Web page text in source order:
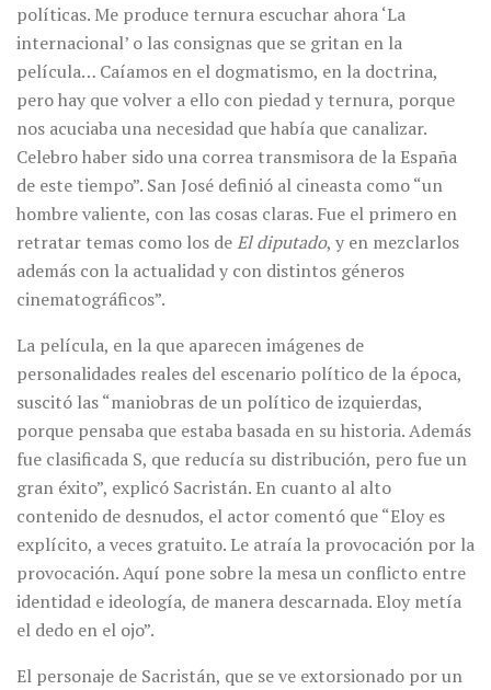
políticas. Me produce ternura escuchar ahora ‘La
internacional’ o las consignas que se gritan en la
película… Caíamos en el dogmatismo, en la doctrina,
pero hay que volver a ello con piedad y ternura, porque
nos acuciaba una necesidad que había que canalizar.
Celebro haber sido una correa transmisora de la España
de este tiempo”. San José definió al cineasta como “un
hombre valiente, con las cosas claras. Fue el primero en
retratar temas como los deEl diputado, y en mezclarlos
además con la actualidad y con distintos géneros
cinematográficos”.
La película, en la que aparecen imágenes de
personalidades reales del escenario político de la época,
suscitó las “maniobras de un político de izquierdas,
porque pensaba que estaba basada en su historia. Además
fue clasificada S, que reducía su distribución, pero fue un
gran éxito”, explicó Sacristán. En cuanto al alto
contenido de desnudos, el actor comentó que “Eloy es
explícito, a veces gratuito. Le atraía la provocación por la
provocación. Aquí pone sobre la mesa un conflicto entre
identidad e ideología, de manera descarnada. Eloy metía
el dedo en el ojo”.
El personaje de Sacristán, que se ve extorsionado por un